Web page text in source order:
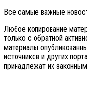
Все самые важные
Любое копирование
только с обратной
материалы
источников и других
принадлежат их